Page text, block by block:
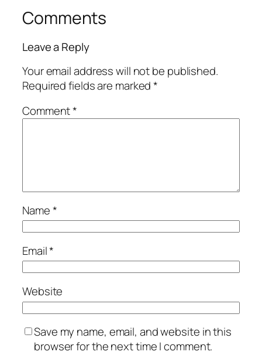
Comments
Leave a Reply
Your email address will not be published.
Required fields are marked*
Comment*
Name*
Email*
Website
Save my name, email, and website in this
browser for the next time I comment.